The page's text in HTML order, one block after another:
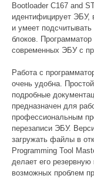
Bootloader C167 and
идентифицирует ЭБУ,
и умеет
блоков.
современных ЭБУ с
Работа с
очень удобна.
подробные
предназначен для
профессиональным
перезаписи ЭБУ.
загружать файлы в
Programming Tool
делает его
возможных проблем